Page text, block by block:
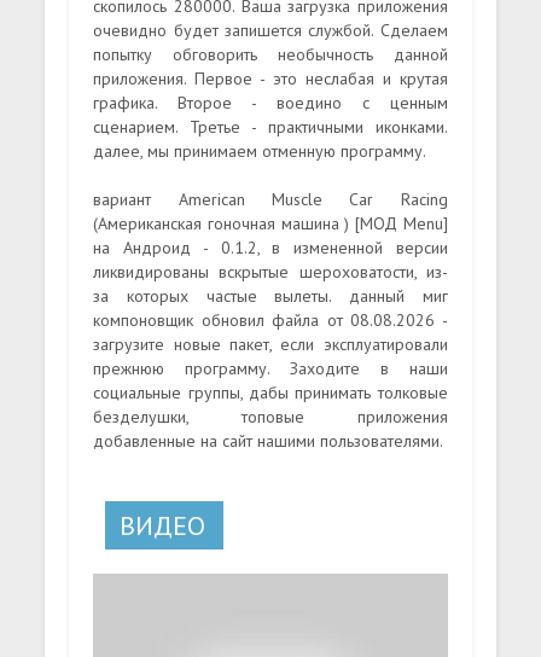
скопилось 280000. Ваша загрузка приложения
очевидно будет запишется службой. Сделаем
попытку обговорить необычность данной
приложения. Первое - это неслабая и крутая
графика. Второе - воедино с ценным
сценарием. Третье - практичными иконками.
далее, мы принимаем отменную программу.
вариант American Muscle Car Racing
(Американская гоночная машина ) [МОД Menu]
на Андроид - 0.1.2, в измененной версии
ликвидированы вскрытые шероховатости, из-
за которых частые вылеты. данный миг
компоновщик обновил файла от 08.08.2026 -
загрузите новые пакет, если эксплуатировали
прежнюю программу. Заходите в наши
социальные группы, дабы принимать толковые
безделушки, топовые приложения
добавленные на сайт нашими пользователями.
ВИДЕО